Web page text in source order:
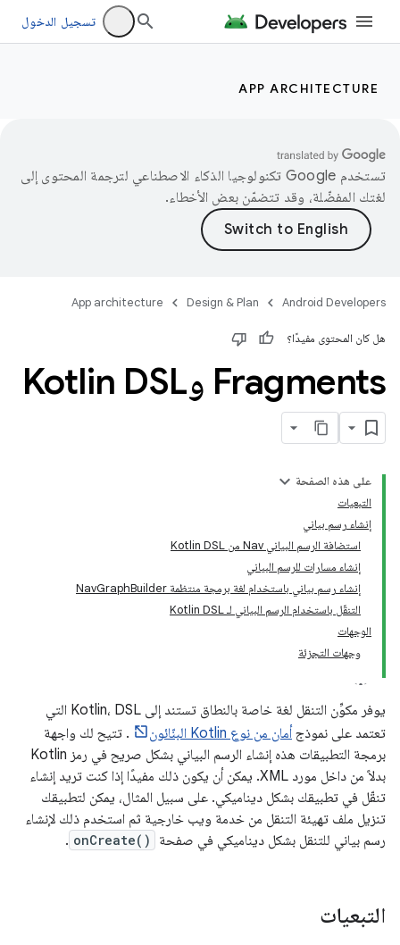
تسجيل الدخول
APP ARCHITECTURE
تستخدم Google تكنولوجيا الذكاء الاصطناعي لترجمة المحتوى إلى
لغتك المفضّلة، وقد تتضمّن بعض الأخطاء.
Android Developers
Design & Plan
App architecture
هل كان المحتوى مفيدًا؟
Fragments وKotlin DSL
على هذه الصفحة
التبعيات
إنشاء رسم بياني
استضافة الرسم البياني Nav من Kotlin DSL
إنشاء مسارات للرسم البياني
إنشاء رسم بياني باستخدام لغة برمجة منتظمة NavGraphBuilder
التنقّل باستخدام الرسم البياني لـ Kotlin DSL
الوجهات
وجهات التجزئة
يوفر مكوِّن التنقل لغة خاصة بالنطاق تستند إلى Kotlin، DSL التي
تعتمد على نموذج أمان من نوع Kotlin البنّائون
. تتيح لك واجهة
برمجة التطبيقات هذه إنشاء الرسم البياني بشكل صريح في رمز Kotlin
بدلاً من داخل مورد XML. يمكن أن يكون ذلك مفيدًا إذا كنت تريد إنشاء
تنقّل في تطبيقك بشكل ديناميكي. على سبيل المثال، يمكن لتطبيقك
تنزيل ملف تهيئة التنقل من خدمة ويب خارجية ثم استخدم ذلك لإنشاء
رسم بياني للتنقل بشكل ديناميكي في صفحة
onCreate()
.
التبعيات